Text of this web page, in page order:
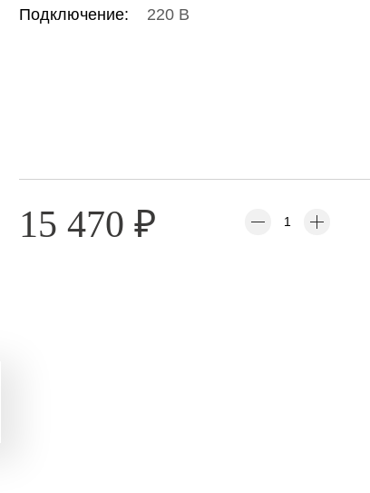
Подключение:
220 В
15 470 ₽